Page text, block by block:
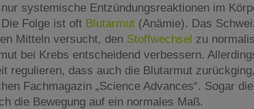
systemische Entzündungsreaktionen im
Folge ist oft Blutarmut (Anämie). Das
Mitteln versucht, den Stoffwechsel zu
bei Krebs entscheidend verbessern.
regulieren, dass auch die Blutarmut
Fachmagazin „Science Advances“. Sogar
die Bewegung auf ein normales Maß.